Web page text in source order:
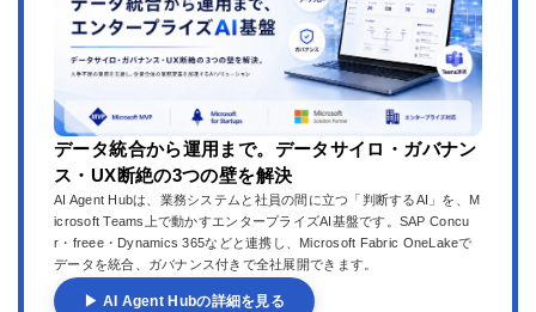
データ統合から運用まで。データサイロ・ガバナン
ス・UX断絶の3つの壁を解決
AI Agent Hubは、業務システムと社員の間に立つ「判断するAI」を、M
icrosoft Teams上で動かすエンタープライズAI基盤です。SAP Concu
r・freee・Dynamics 365などと連携し、Microsoft Fabric OneLakeで
データを統合、ガバナンス付きで全社展開できます。
▶ AI Agent Hubの詳細を見る